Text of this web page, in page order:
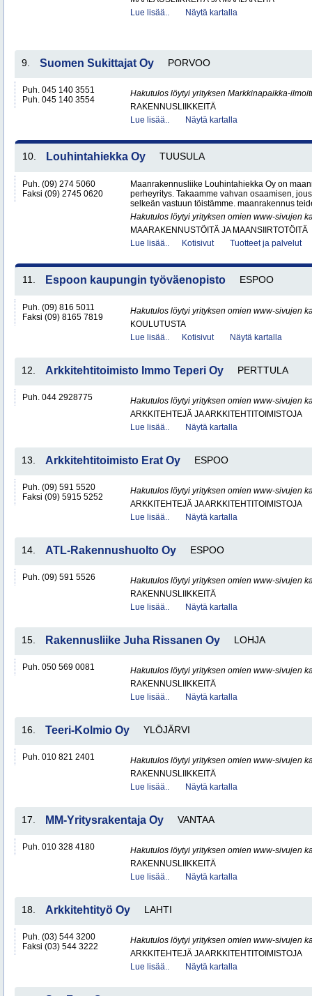
Lue lisää..
Näytä kartalla
9. Suomen Sukittajat Oy PORVOO
Puh. 045 140 3551
Puh. 045 140 3554
Hakutulos löytyi yrityksen Markkinapaikka-
RAKENNUSLIIKKEITÄ
Lue lisää..
Näytä kartalla
10. Louhintahiekka Oy TUUSULA
Puh. (09) 274 5060
Faksi (09) 2745 0620
Maanrakennusliike Louhintahiekka Oy on
perheyritys. Takaamme vahvan osaamisen,
selkeän vastuun töistämme. maanrakennus
Hakutulos löytyi yrityksen omien www-sivujen
MAARAKENNUSTÖITÄ JA MAANSIIRTOTÖITÄ
Lue lisää..
Kotisivut Tuotteet ja palvelut
11. Espoon kaupungin työväenopisto ESPOO
Puh. (09) 816 5011
Faksi (09) 8165 7819
Hakutulos löytyi yrityksen omien www-sivujen
KOULUTUSTA
Lue lisää..
Kotisivut Näytä kartalla
12. Arkkitehtitoimisto Immo Teperi Oy PERTTULA
Puh. 044 2928775
Hakutulos löytyi yrityksen omien www-sivujen
ARKKITEHTEJÄ JA ARKKITEHTITOIMISTOJA
Lue lisää..
Näytä kartalla
13. Arkkitehtitoimisto Erat Oy ESPOO
Puh. (09) 591 5520
Faksi (09) 5915 5252
Hakutulos löytyi yrityksen omien www-sivujen
ARKKITEHTEJÄ JA ARKKITEHTITOIMISTOJA
Lue lisää..
Näytä kartalla
14. ATL-Rakennushuolto Oy ESPOO
Puh. (09) 591 5526
Hakutulos löytyi yrityksen omien www-sivujen
RAKENNUSLIIKKEITÄ
Lue lisää..
Näytä kartalla
15. Rakennusliike Juha Rissanen Oy LOHJA
Puh. 050 569 0081
Hakutulos löytyi yrityksen omien www-sivujen
RAKENNUSLIIKKEITÄ
Lue lisää..
Näytä kartalla
16. Teeri-Kolmio Oy YLÖJÄRVI
Puh. 010 821 2401
Hakutulos löytyi yrityksen omien www-sivujen
RAKENNUSLIIKKEITÄ
Lue lisää..
Näytä kartalla
17. MM-Yritysrakentaja Oy VANTAA
Puh. 010 328 4180
Hakutulos löytyi yrityksen omien www-sivujen
RAKENNUSLIIKKEITÄ
Lue lisää..
Näytä kartalla
18. Arkkitehtityö Oy LAHTI
Puh. (03) 544 3200
Faksi (03) 544 3222
Hakutulos löytyi yrityksen omien www-sivujen
ARKKITEHTEJÄ JA ARKKITEHTITOIMISTOJA
Lue lisää..
Näytä kartalla